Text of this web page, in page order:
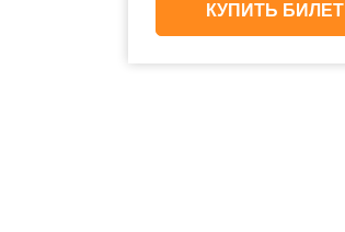
КУПИТЬ БИЛЕТ